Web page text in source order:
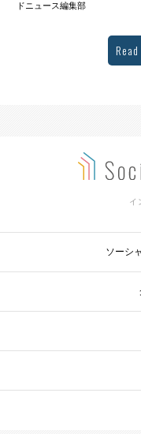
ドニュース編集部
イ
ソーシ